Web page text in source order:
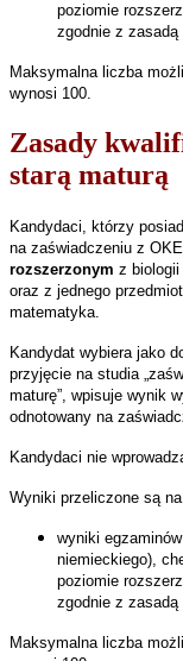
poziomie
zgodnie z
Maksymalna liczba
wynosi 100.
Zasady
starą maturą
Kandydaci, którzy
na zaświadczeniu z
rozszerzonym z
oraz z jednego
matematyka.
Kandydat wybiera jako
przyjęcie na studia
maturę”, wpisuje wynik
odnotowany na
Kandydaci nie
Wyniki przeliczone są
wyniki
niemieckiego),
poziomie
zgodnie z
Maksymalna liczba